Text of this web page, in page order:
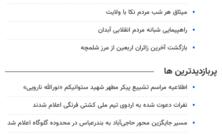
میثاق هر شب مردم نکا با ولایت
راهپیمایی شبانه مردم انقلابی آبدان
بازگشت آخرین زائران اربعین از مرز شلمچه
پربازدیدترین ها
اطلاعیه مراسم تشییع پیکر مطهر شهید ستوانیکم «نورالله نارویی»
نفرات دعوت شده به اردوی تیم ملی کشتی فرنگی اعلام شدند
مسیر جایگزین محور حاجی‌آباد به بندرعباس در محدوده گلوگاه اعلام شد